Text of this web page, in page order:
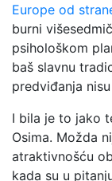
Europe od
burni
psihološkom
baš slavnu
predviđanja
I bila je to jako
Osima. Možda
atraktivnošću
kada su u